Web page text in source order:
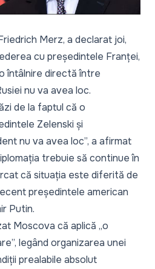
Merz, a declarat joi,
cu președintele Franței,
întâlnire directă între
nu va avea loc.
de la faptul că o
Zelenski și
nu va avea loc”, a afirmat
trebuie să continue în
că situația este diferită de
președintele american
Putin.
Moscova că aplică „o
legând organizarea unei
prealabile absolut